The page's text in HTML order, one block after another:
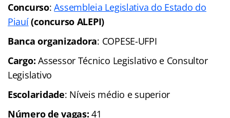
Concurso:Assembleia Legislativa do Estado do
Piauí(concurso ALEPI)
Banca organizadora: COPESE-UFPI
Cargo: Assessor Técnico Legislativo e Consultor
Legislativo
Escolaridade: Níveis médio e superior
Número de vagas:41